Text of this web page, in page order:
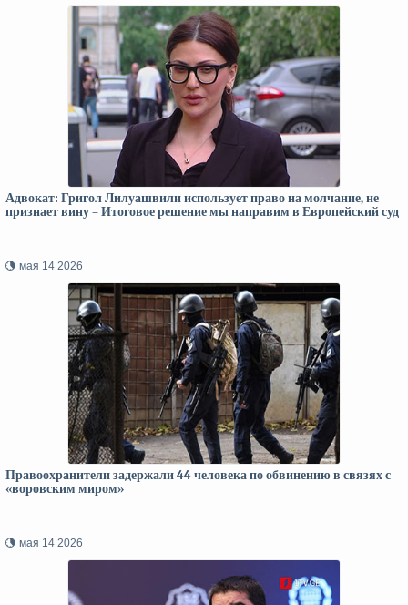
Адвокат: Григол Лилуашвили использует право на молчание, не
признает вину – Итоговое решение мы направим в Европейский суд
мая 14 2026
Правоохранители задержали 44 человека по обвинению в связях с
«воровским миром»
мая 14 2026